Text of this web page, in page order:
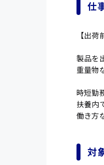
仕
【出荷
製品を
重量物
時短勤
扶養内
働き方
対